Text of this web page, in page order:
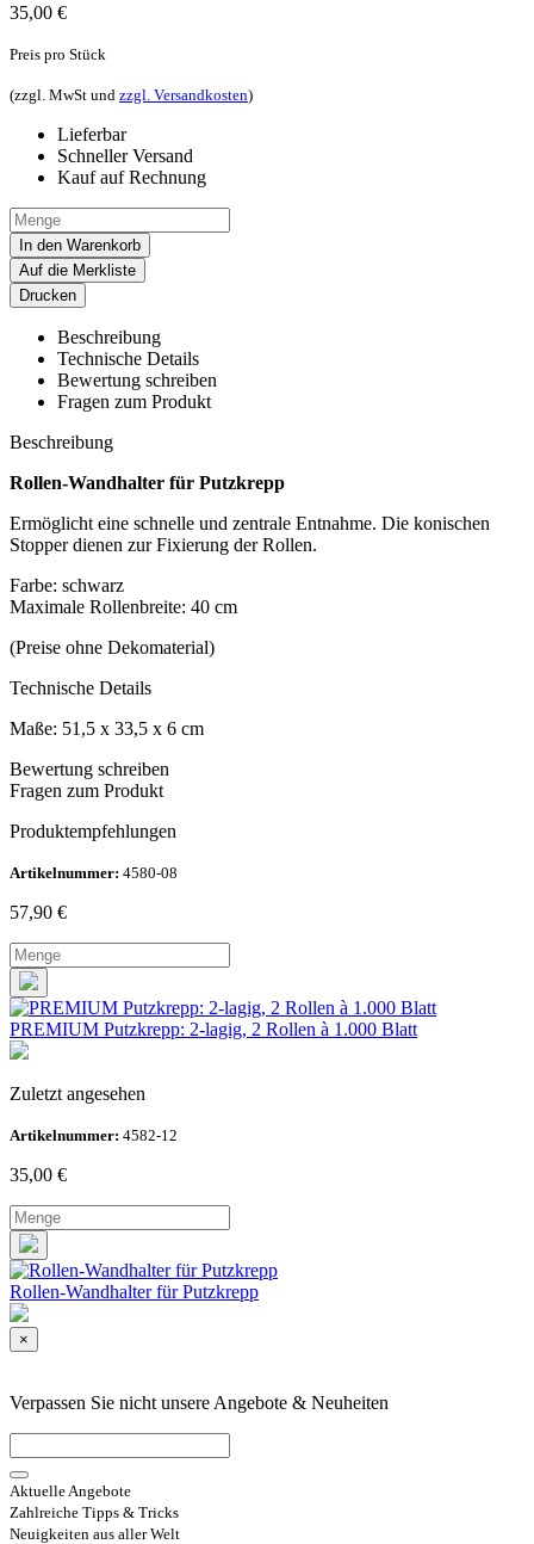
35,00 €
Preis pro Stück
(zzgl. MwSt und zzgl. Versandkosten)
Lieferbar
Schneller Versand
Kauf auf Rechnung
In den Warenkorb
Auf die Merkliste
Drucken
Beschreibung
Technische Details
Bewertung schreiben
Fragen zum Produkt
Beschreibung
Rollen-Wandhalter für Putzkrepp
Ermöglicht eine schnelle und zentrale Entnahme. Die konischen
Stopper dienen zur Fixierung der Rollen.
Farbe: schwarz
Maximale Rollenbreite: 40 cm
(Preise ohne Dekomaterial)
Technische Details
Maße: 51,5 x 33,5 x 6 cm
Bewertung schreiben
Fragen zum Produkt
Produktempfehlungen
Artikelnummer: 4580-08
57,90 €
PREMIUM Putzkrepp: 2-lagig, 2 Rollen à 1.000 Blatt
Zuletzt angesehen
Artikelnummer: 4582-12
35,00 €
Rollen-Wandhalter für Putzkrepp
×
Verpassen Sie nicht unsere Angebote & Neuheiten
Aktuelle Angebote
Zahlreiche Tipps & Tricks
Neuigkeiten aus aller Welt